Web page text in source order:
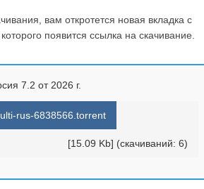
вам откротется новая вкладка с
появится ссылка на скачивание.
7.2 от 2026 г.
rus-6838566.torrent
[15.09 Kb] (cкачиваний: 6)